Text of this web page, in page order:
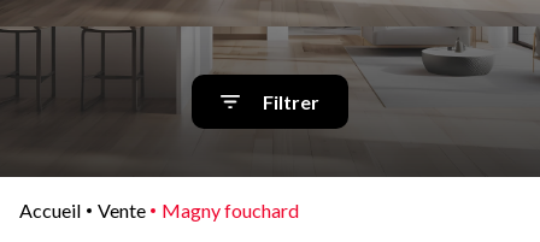
Alerte
E-mail
Filtrer
Accueil Vente Magny fouchard